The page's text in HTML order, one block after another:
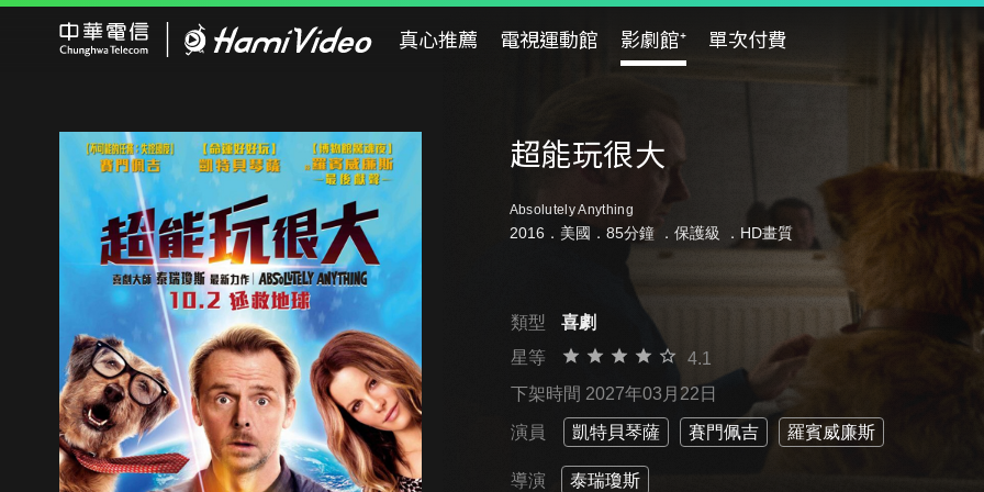
真心推薦 電視運動館 影劇館⁺ 單次付費
超能玩很大
Absolutely Anything
2016．美國．85分鐘 ． 保護級 ．HD畫質
類型
喜劇
星等
4.1
下架時間 2027年03月22日
演員 凱特貝琴薩 賽門佩吉 羅賓威廉斯
導演 泰瑞瓊斯